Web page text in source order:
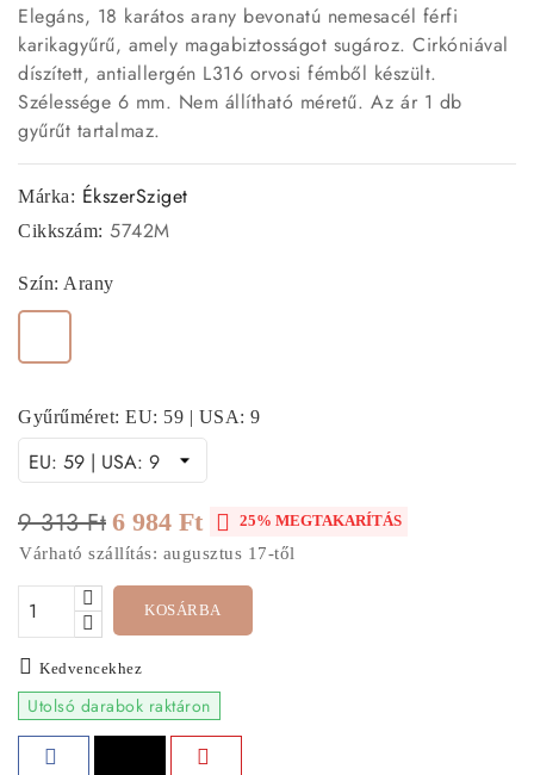
Elegáns, 18 karátos arany bevonatú nemesacél férfi
karikagyűrű, amely magabiztosságot sugároz. Cirkóniával
díszített, antiallergén L316 orvosi fémből készült.
Szélessége 6 mm. Nem állítható méretű. Az ár 1 db
gyűrűt tartalmaz.
Márka: ÉkszerSziget
Cikkszám: 5742M
Szín: Arany
Gyűrűméret: EU: 59 | USA: 9
9 313 Ft 6 984 Ft  25% MEGTAKARÍTÁS
Várható szállítás: augusztus 17-től
KOSÁRBA
Kedvencekhez
Utolsó darabok raktáron